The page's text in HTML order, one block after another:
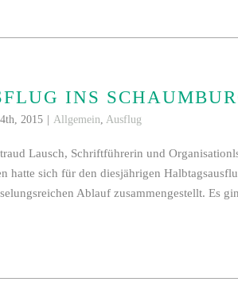
INS
2015 Allgemein, Ausflug
Lausch, Schriftführerin und
hatte sich für den diesjährigen
Ablauf zusammengestellt. Es